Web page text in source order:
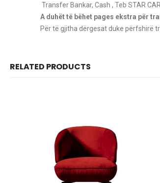
Transfer Bankar, Cash , Teb STAR
A duhët të bëhet pages ekstra për
Për të gjitha dërgesat duke përfshirë
RELATED PRODUCTS